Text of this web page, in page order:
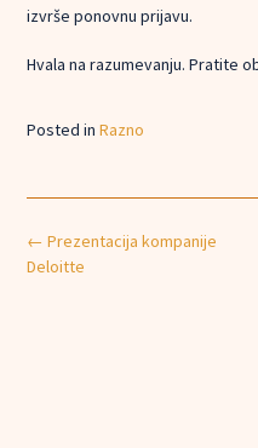
izvrše ponovnu prijavu.
Hvala na razumevanju. Pratite
Posted in Razno
Post
navigation
← Prezentacija kompanije
Deloitte